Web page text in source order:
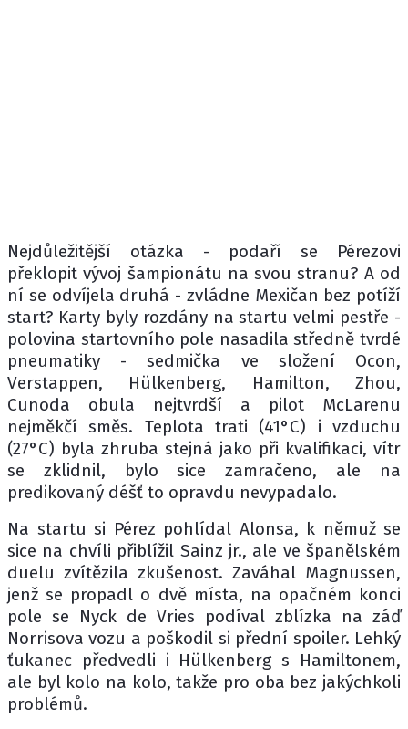
Nejdůležitější otázka - podaří se Pérezovi
překlopit vývoj šampionátu na svou stranu? A od
ní se odvíjela druhá - zvládne Mexičan bez potíží
start? Karty byly rozdány na startu velmi pestře -
polovina startovního pole nasadila středně tvrdé
pneumatiky - sedmička ve složení Ocon,
Verstappen, Hülkenberg, Hamilton, Zhou,
Cunoda obula nejtvrdší a pilot McLarenu
nejměkčí směs. Teplota trati (41°C) i vzduchu
(27°C) byla zhruba stejná jako při kvalifikaci, vítr
se zklidnil, bylo sice zamračeno, ale na
predikovaný déšť to opravdu nevypadalo.
Na startu si Pérez pohlídal Alonsa, k němuž se
sice na chvíli přiblížil Sainz jr., ale ve španělském
duelu zvítězila zkušenost. Zaváhal Magnussen,
jenž se propadl o dvě místa, na opačném konci
pole se Nyck de Vries podíval zblízka na záď
Norrisova vozu a poškodil si přední spoiler. Lehký
ťukanec předvedli i Hülkenberg s Hamiltonem,
ale byl kolo na kolo, takže pro oba bez jakýchkoli
problémů.